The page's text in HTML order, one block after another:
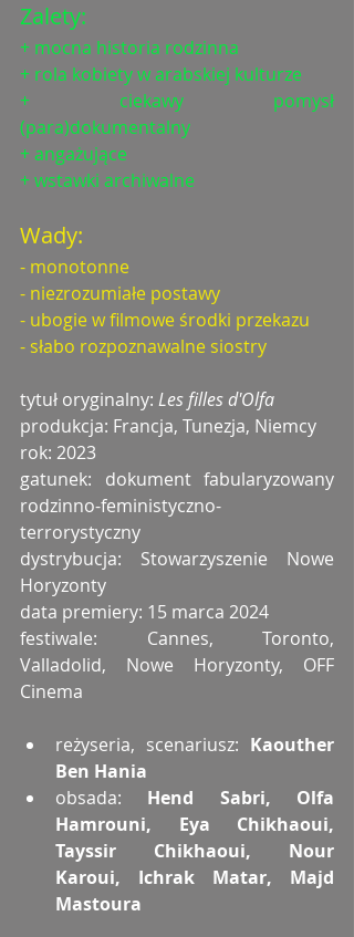
Zalety:
+ mocna historia rodzinna
+ rola kobiety w arabskiej kulturze
+ ciekawy pomysł
(para)dokumentalny
+ angażujące
+ wstawki archiwalne
Wady:
- monotonne
- niezrozumiałe postawy
- ubogie w filmowe środki przekazu
- słabo rozpoznawalne siostry
tytuł oryginalny: Les filles d'Olfa
produkcja: Francja, Tunezja, Niemcy
rok: 2023
gatunek: dokument fabularyzowany
rodzinno-feministyczno-
terrorystyczny
dystrybucja: Stowarzyszenie Nowe
Horyzonty
data premiery: 15 marca 2024
festiwale: Cannes, Toronto,
Valladolid, Nowe Horyzonty, OFF
Cinema
reżyseria, scenariusz: Kaouther
Ben Hania
obsada: Hend Sabri, Olfa
Hamrouni, Eya Chikhaoui,
Tayssir Chikhaoui, Nour
Karoui, Ichrak Matar, Majd
Mastoura